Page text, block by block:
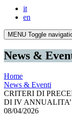
it
en
MENU Toggle
News &
Home
News & Eventi
CRITERI DI
DI IV ANNUALITA’
08/04/2026